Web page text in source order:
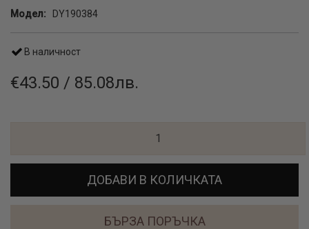
Модел: DY190384
В наличност
€43.50 / 85.08лв.
ДОБАВИ В КОЛИЧКАТА
БЪРЗА ПОРЪЧКА